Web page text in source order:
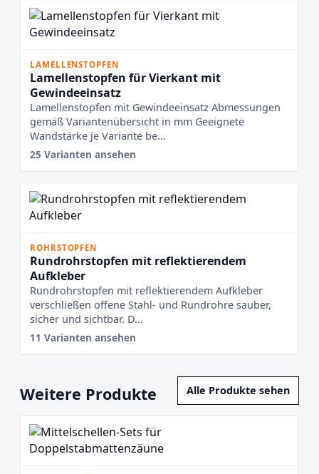
LAMELLENSTOPFEN
Lamellenstopfen für Vierkant mit
Gewindeeinsatz
Lamellenstopfen mit Gewindeeinsatz Abmessungen
gemäß Variantenübersicht in mm Geeignete
Wandstärke je Variante be...
25 Varianten ansehen
ROHRSTOPFEN
Rundrohrstopfen mit reflektierendem
Aufkleber
Rundrohrstopfen mit reflektierendem Aufkleber
verschließen offene Stahl- und Rundrohre sauber,
sicher und sichtbar. D...
11 Varianten ansehen
Weitere Produkte Alle Produkte sehen